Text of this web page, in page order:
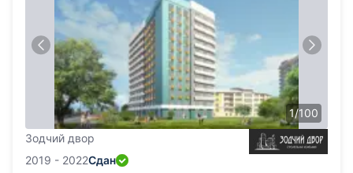
1/100
Зодчий двор
2019 - 2022Сдан